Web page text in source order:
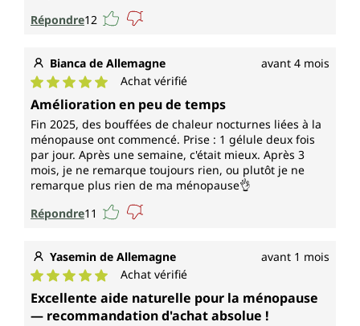
Répondre12
Bianca de Allemagne avant 4 mois
Note moyenne de 5 sur 5 étoiles
Achat vérifié
Amélioration en peu de temps
Fin 2025, des bouffées de chaleur nocturnes liées à la
ménopause ont commencé. Prise : 1 gélule deux fois
par jour. Après une semaine, c'était mieux. Après 3
mois, je ne remarque toujours rien, ou plutôt je ne
remarque plus rien de ma ménopause👌
Répondre11
Yasemin de Allemagne avant 1 mois
Note moyenne de 5 sur 5 étoiles
Achat vérifié
Excellente aide naturelle pour la ménopause
— recommandation d'achat absolue !